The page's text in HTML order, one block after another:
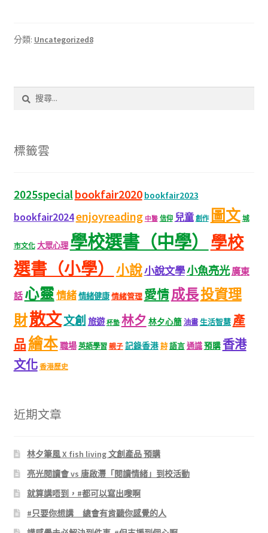
o
k
sA
p
分類: Uncategorized8
字:
標籤雲
2025specialbookfair2020 bookfair2023
bookfair2024enjoyreading 中醫 信仰 兒童 創作 圖文 城
市文化 大眾心理 學校選書（中學）
學校
選書（小學）
小說小說文學小魚亮光 廣東
話 心靈情緒情緒健康情緒管理 愛情成長投資理
財散文文創 旅遊 杯墊 林夕 林夕心簡 油畫 生活智慧 產
品繪本職場 英語學習 親子 記錄香港 詩 語言通識預購香港
文化 香港歷史
近期文章
林夕筆風 X fish living 文創產品 預購
亮光閱讀會 vs 唐啟灃「閱讀情緒」到校活動
就算講唔到，#都可以寫出嚟啊
#只要你想講 總會有肯聽你感覺的人